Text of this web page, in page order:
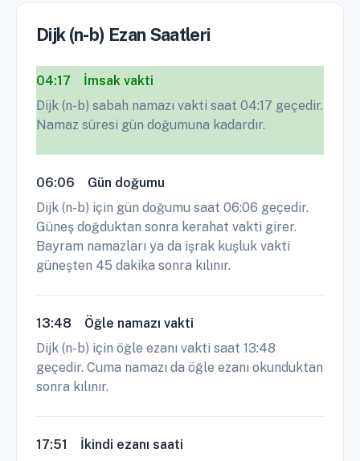
Dijk (n-b) Ezan Saatleri
04:17
İmsak vakti
Dijk (n-b) sabah namazı vakti saat 04:17 geçedir.
Namaz süresi gün doğumuna kadardır.
06:06
Gün doğumu
Dijk (n-b) için gün doğumu saat 06:06 geçedir.
Güneş doğduktan sonra kerahat vakti girer.
Bayram namazları ya da işrak kuşluk vakti
güneşten 45 dakika sonra kılınır.
13:48
Öğle namazı vakti
Dijk (n-b) için öğle ezanı vakti saat 13:48
geçedir. Cuma namazı da öğle ezanı okunduktan
sonra kılınır.
17:51
İkindi ezanı saati